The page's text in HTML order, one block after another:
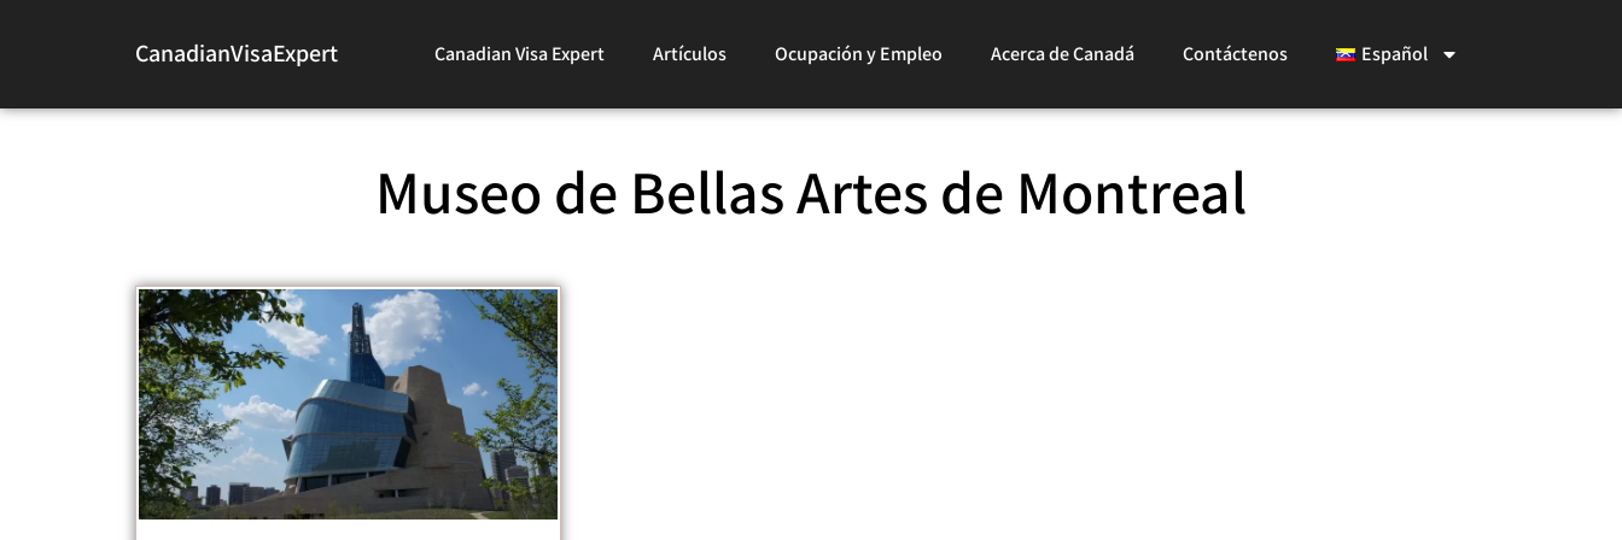
CanadianVisaExpert Canadian Visa Expert Artículos Ocupación y Empleo Acerca de Canadá Contáctenos Español
Museo de Bellas Artes de Montreal